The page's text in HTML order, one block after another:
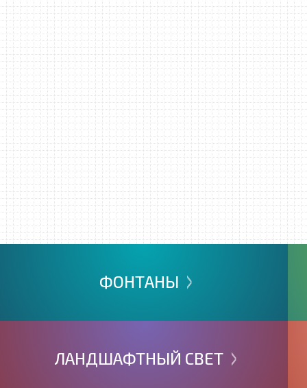
ФОНТАНЫ >
ЛАНДШАФТНЫЙ СВЕТ >